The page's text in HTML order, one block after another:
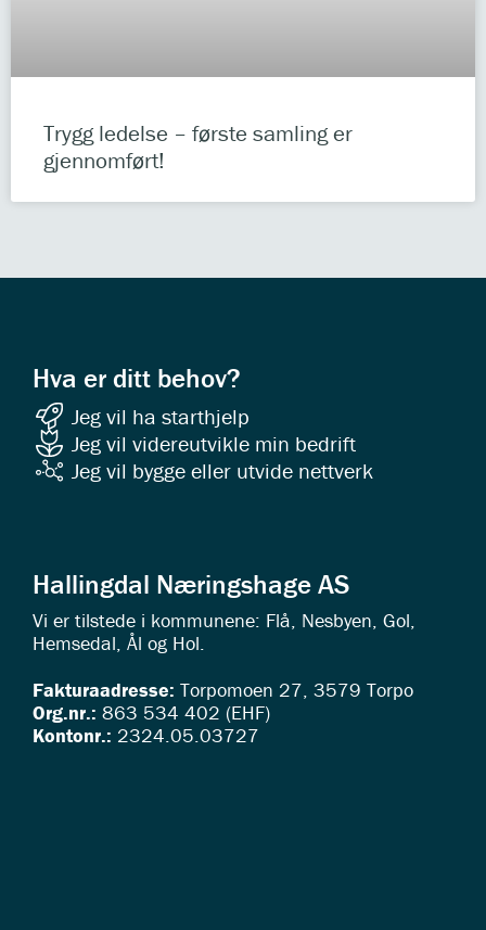
Trygg ledelse – første samling er
gjennomført!
Hva er ditt behov?
Jeg vil ha starthjelp
Jeg vil videreutvikle min bedrift
Jeg vil bygge eller utvide nettverk
Hallingdal Næringshage AS
Vi er tilstede i kommunene: Flå, Nesbyen, Gol,
Hemsedal, Ål og Hol.
Fakturaadresse: Torpomoen 27, 3579 Torpo
Org.nr.: 863 534 402 (EHF)
Kontonr.: 2324.05.03727